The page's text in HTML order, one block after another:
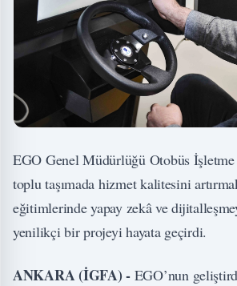
EGO Genel Müdürlüğü Otobüs İşletme
toplu taşımada hizmet kalitesini
eğitimlerinde yapay zekâ ve
yenilikçi bir projeyi hayata geçirdi.
ANKARA (İGFA) - EGO’nun